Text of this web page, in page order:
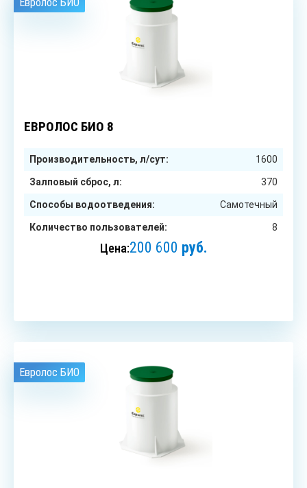
ЕВРОЛОС БИО 8
Производительность, л/сут: 1600
Залповый сброс, л: 370
Способы водоотведения: Самотечный
Количество пользователей: 8
Цена:200 600 руб.
Евролос БИО